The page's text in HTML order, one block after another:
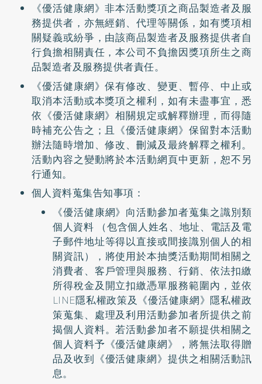
《優活健康網》非本活動獎項之商品製造者及服
務提供者，亦無經銷、代理等關係，如有獎項相
關疑義或紛爭，由該商品製造者及服務提供者自
行負擔相關責任，本公司不負擔因獎項所生之商
品製造者及服務提供者責任。
《優活健康網》保有修改、變更、暫停、中止或
取消本活動或本獎項之權利，如有未盡事宜，悉
依《優活健康網》相關規定或解釋辦理，而得隨
時補充公告之；且《優活健康網》保留對本活動
辦法隨時增加、修改、刪減及最終解釋之權利。
活動內容之變動將於本活動網頁中更新，恕不另
行通知。
個人資料蒐集告知事項：
《優活健康網》向活動參加者蒐集之識別類
個人資料 （包含個人姓名、地址、電話及電
子郵件地址等得以直接或間接識別個人的相
關資訊），將使用於本抽獎活動期間相關之
消費者、客戶管理與服務、行銷、依法扣繳
所得稅金及開立扣繳憑單服務範圍內，並依
LINE隱私權政策及《優活健康網》隱私權政
策蒐集、處理及利用活動參加者所提供之前
揭個人資料。若活動參加者不願提供相關之
個人資料予《優活健康網》，將無法取得贈
品及收到《優活健康網》提供之相關活動訊
息。